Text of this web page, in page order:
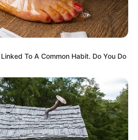
To A Common Habit. Do You Do